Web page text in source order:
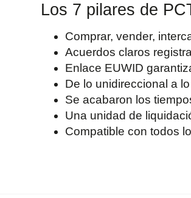
Los 7 pilares de
Comprar, vender,
Acuerdos claros
Enlace EUWID
De lo unidireccional a
Se acabaron los
Una unidad de
Compatible con todos